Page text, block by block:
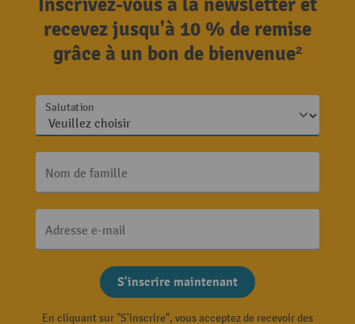
recevez jusqu'à 10 % de remise
grâce à un bon de bienvenue²
Salutation
Nom de famille
Adresse e-mail
S'inscrire maintenant
En cliquant sur "S'inscrire", vous acceptez de recevoir des